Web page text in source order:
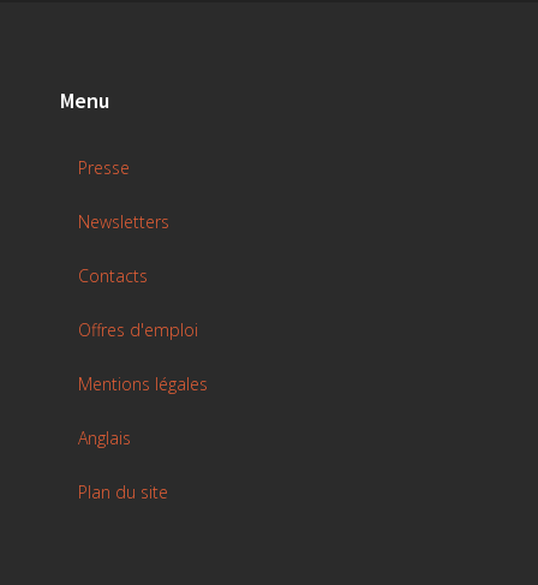
Menu
Presse
Newsletters
Contacts
Offres d'emploi
Mentions légales
Anglais
Plan du site